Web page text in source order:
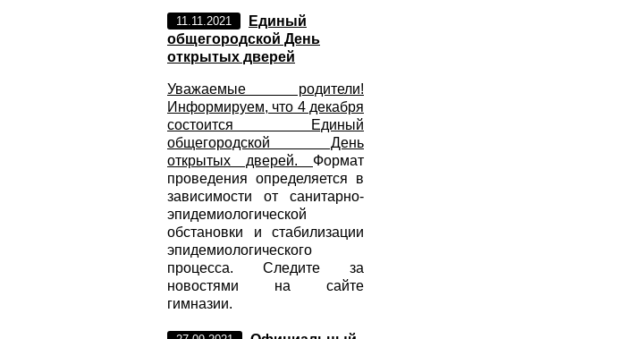
11.11.2021
Единый
общегородской День
открытых дверей
Уважаемые родители!
Информируем, что 4 декабря
состоится Единый
общегородской День
открытых дверей. Формат
проведения определяется в
зависимости от санитарно-
эпидемиологической
обстановки и стабилизации
эпидемиологического
процесса. Следите за
новостями на сайте
гимназии.